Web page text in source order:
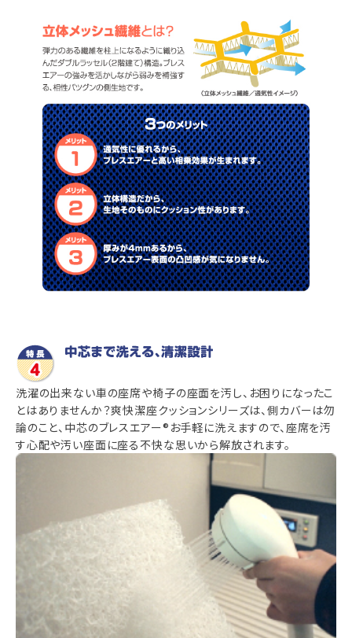
洗濯の出来ない車の座席や椅子の座面を汚し、お困りになったこ
とはありませんか？爽快潔座クッションシリーズは、側カバーは勿
論のこと、中芯のブレスエアー®お手軽に洗えますので、座席を汚
す心配や汚い座面に座る不快な思いから解放されます。